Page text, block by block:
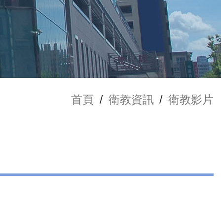
首頁 / 衛教資訊 / 衛教影片